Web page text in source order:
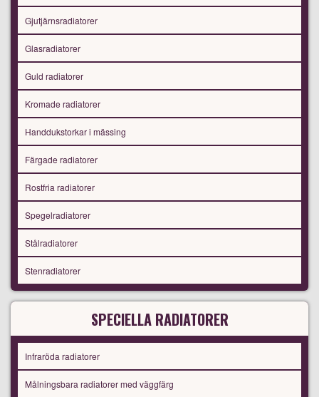
Gjutjärnsradiatorer
Glasradiatorer
Guld radiatorer
Kromade radiatorer
Handdukstorkar i mässing
Färgade radiatorer
Rostfria radiatorer
Spegelradiatorer
Stålradiatorer
Stenradiatorer
SPECIELLA RADIATORER
Infraröda radiatorer
Målningsbara radiatorer med väggfärg